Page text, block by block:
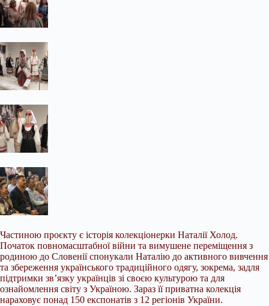
Частиною проєкту є історія колекціонерки Наталії Холод.
Початок повномасштабної війни та вимушене переміщення з
родиною до Словенії спонукали Наталію до активного вивчення
та збереження українського традиційного одягу, зокрема, задля
підтримки зв’язку українців зі своєю культурою та для
ознайомлення світу з Україною. Зараз її приватна колекція
нараховує понад 150 експонатів з 12 регіонів України.